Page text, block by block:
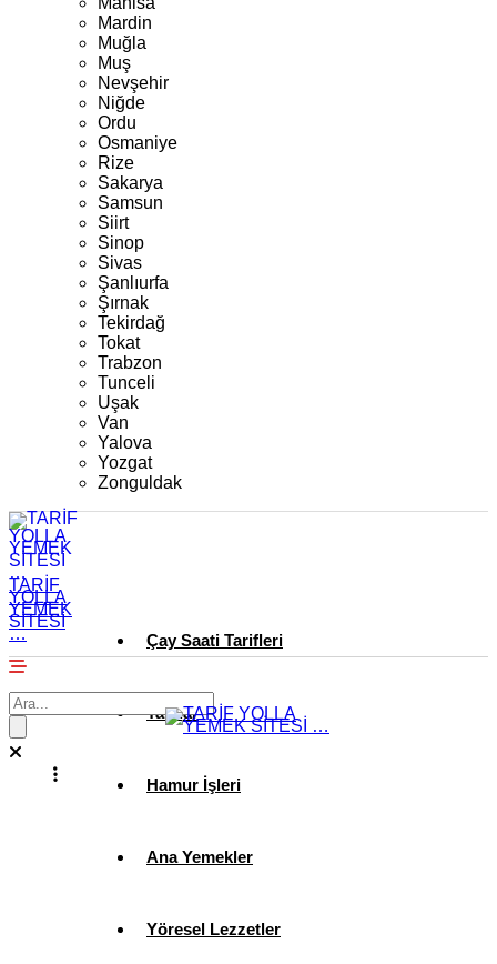
Mardin
Muğla
Muş
Nevşehir
Niğde
Ordu
Osmaniye
Rize
Sakarya
Samsun
Siirt
Sinop
Sivas
Şanlıurfa
Şırnak
Tekirdağ
Tokat
Trabzon
Tunceli
Uşak
Van
Yalova
Yozgat
Zonguldak
TARİF
YOLLA
YEMEK
SİTESİ
… Çay Saati Tarifleri
Tatlılar
Hamur İşleri
Ana Yemekler
Yöresel Lezzetler